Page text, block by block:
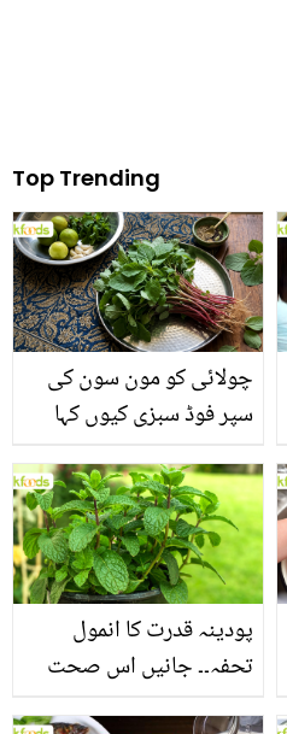
Top Trending
چولائی کو مون سون کی
سپر فوڈ سبزی کیوں کہا
منرلز اور اینٹی آکسیڈنٹس
سے بھرپور اس سبزی کے
فائدے
پودینہ قدرت کا انمول
تحفہ۔۔ جانیں اس صحت